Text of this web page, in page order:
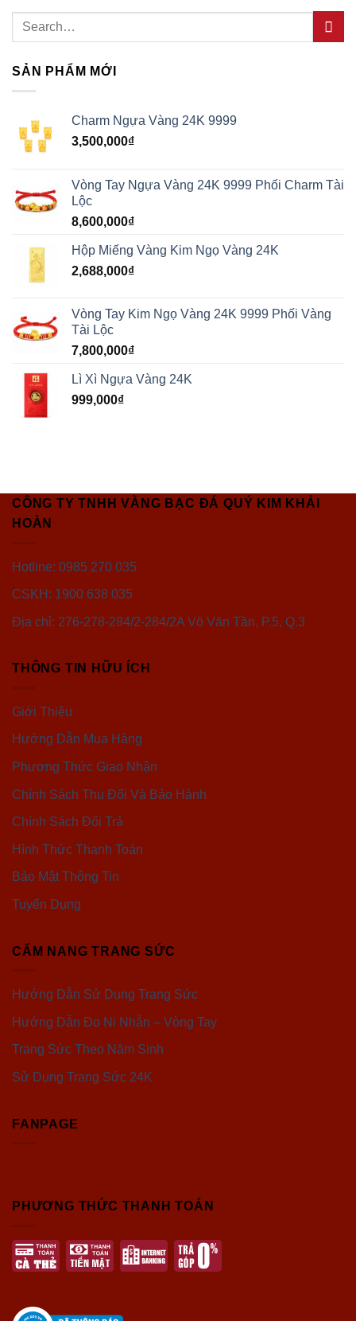
Search
SẢN PHẨM MỚI
Charm Ngựa Vàng 24K 9999
3,500,000₫
Vòng Tay Ngựa Vàng 24K 9999 Phối Charm Tài
Lộc
8,600,000₫
Hộp Miếng Vàng Kim Ngọ Vàng 24K
2,688,000₫
Vòng Tay Kim Ngọ Vàng 24K 9999 Phối Vàng
Tài Lộc
7,800,000₫
Lì Xì Ngựa Vàng 24K
999,000₫
CÔNG TY TNHH VÀNG BẠC ĐÁ QUÝ KIM KHẢI
HOÀN
Hotline: 0985 270 035
CSKH: 1900 638 035
Địa chỉ: 276-278-284/2-284/2A Võ Văn Tần, P.5, Q.3
THÔNG TIN HỮU ÍCH
Giới Thiệu
Hướng Dẫn Mua Hàng
Phương Thức Giao Nhận
Chính Sách Thu Đổi Và Bảo Hành
Chính Sách Đổi Trả
Hình Thức Thanh Toán
Bảo Mật Thông Tin
Tuyển Dụng
CẨM NANG TRANG SỨC
Hướng Dẫn Sử Dụng Trang Sức
Hướng Dẫn Đo Ni Nhẫn – Vòng Tay
Trang Sức Theo Năm Sinh
Sử Dụng Trang Sức 24K
FANPAGE
PHƯƠNG THỨC THANH TOÁN